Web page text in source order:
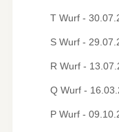
T Wurf -
S Wurf -
R Wurf -
Q Wurf -
P Wurf -